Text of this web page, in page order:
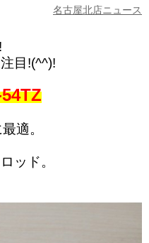
名古屋北店ニュース
目!(^^)!
適。
ッド。